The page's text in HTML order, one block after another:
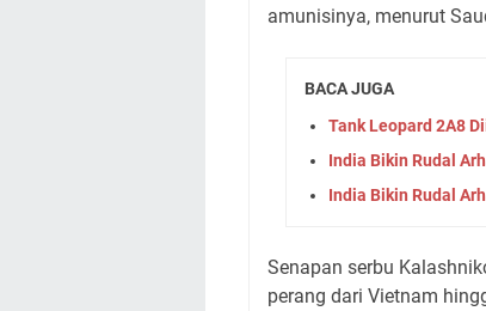
amunisinya, menurut
BACA JUGA
Tank Leopard 2A8
India Bikin Rudal
India Bikin Rudal
Senapan serbu
perang dari Vietnam